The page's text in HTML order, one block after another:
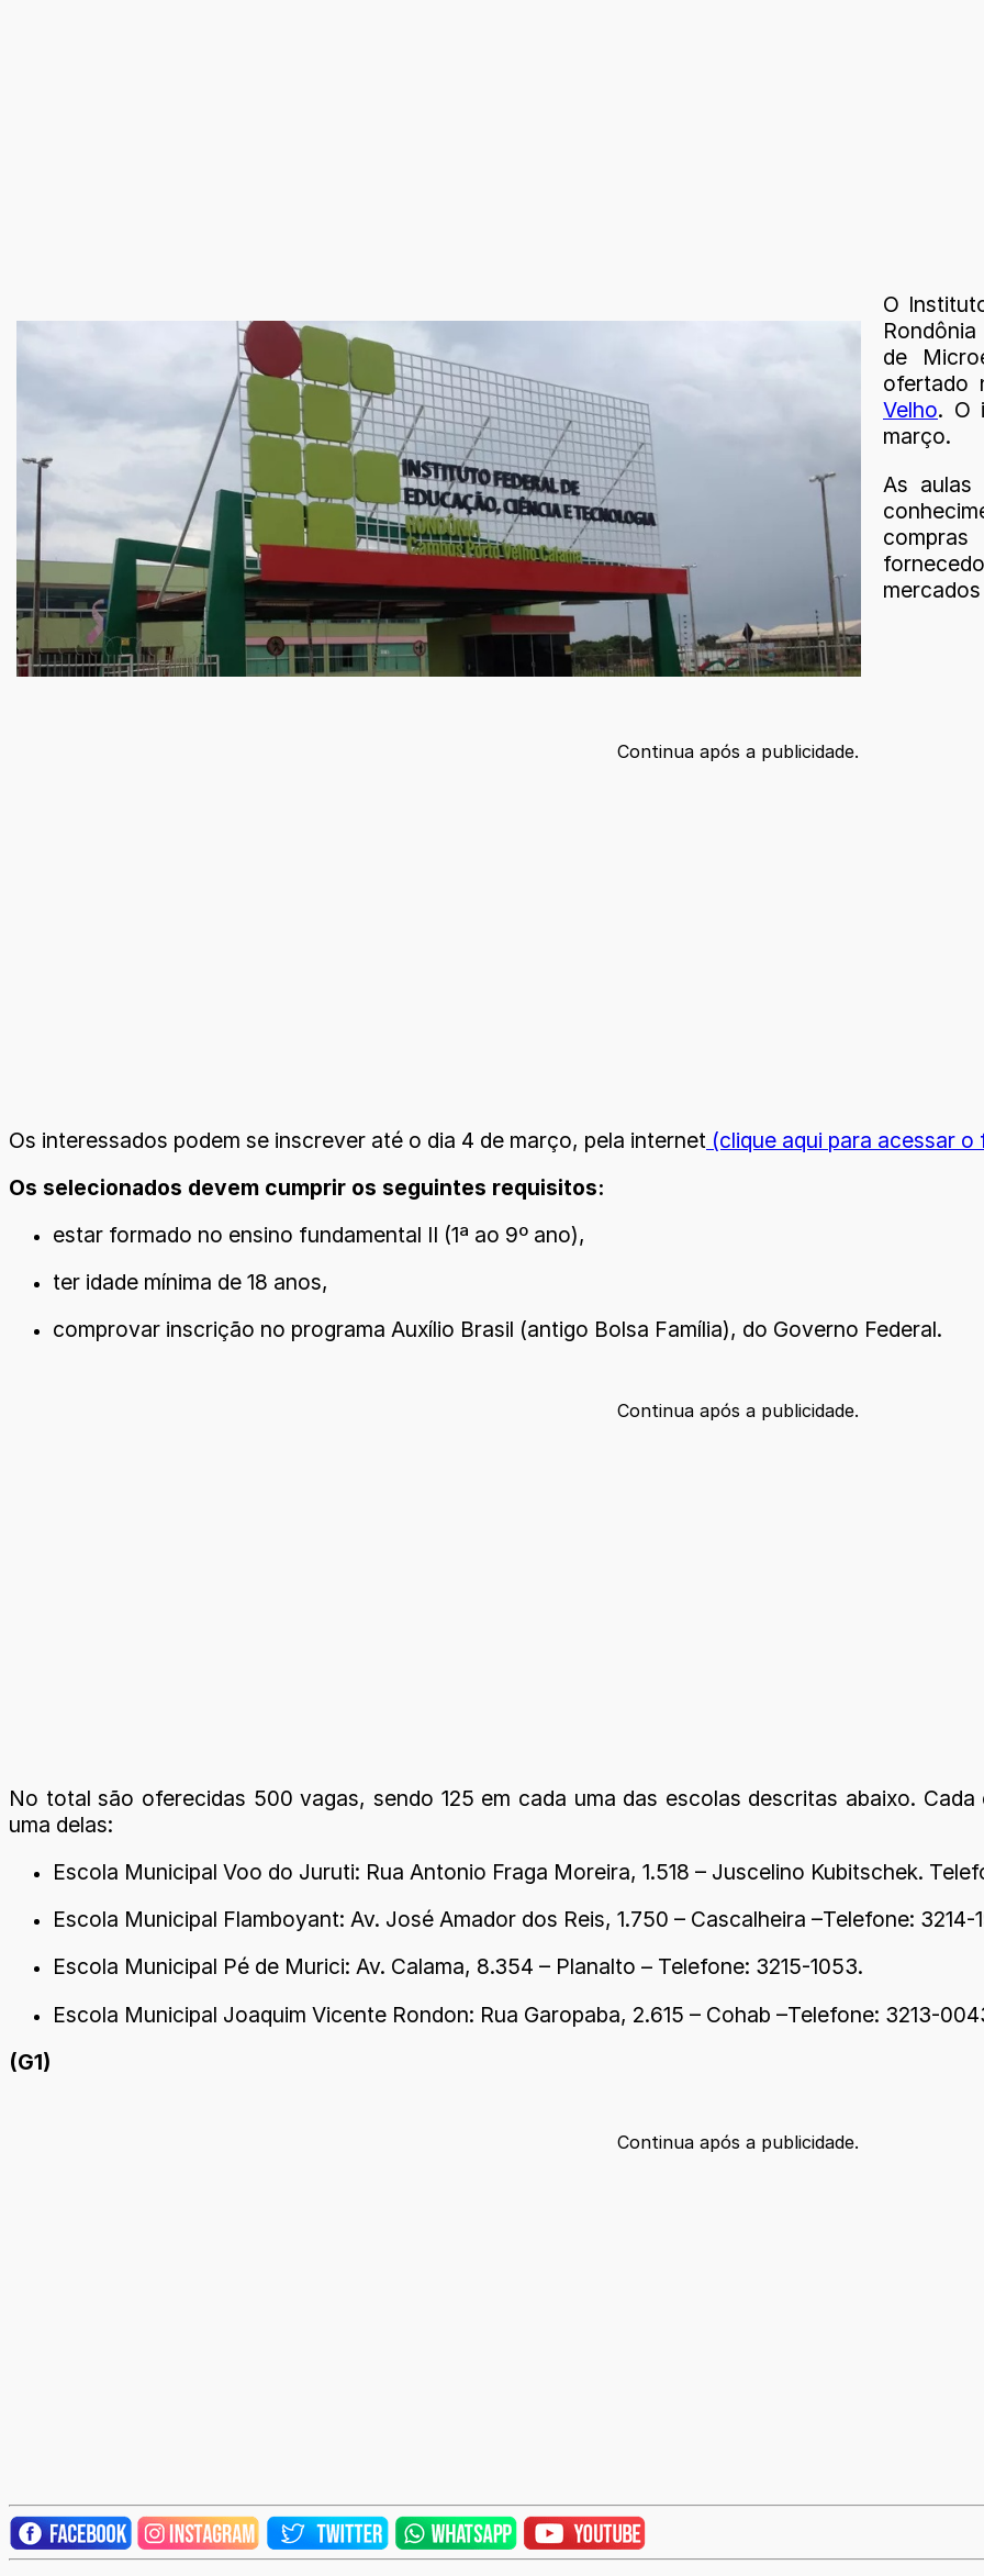
O
de
ofertado
Velho. O
março.
As aulas
Continua após a publicidade.
Os interessados podem se inscrever até o dia 4 de março, pela internet (clique aqui para acessar
Os selecionados devem cumprir os seguintes requisitos:
estar formado no ensino fundamental II (1ª ao 9º ano),
ter idade mínima de 18 anos,
comprovar inscrição no programa Auxílio Brasil (antigo Bolsa Família), do Governo Federal.
Continua após a publicidade.
No total são oferecidas 500 vagas, sendo 125 em cada uma das escolas descritas abaixo.
uma delas:
Escola Municipal Voo do Juruti: Rua Antonio Fraga Moreira, 1.518 – Juscelino Kubitschek.
Escola Municipal Flamboyant: Av. José Amador dos Reis, 1.750 – Cascalheira –Telefone: 3214-
Escola Municipal Pé de Murici: Av. Calama, 8.354 – Planalto – Telefone: 3215-1053.
Escola Municipal Joaquim Vicente Rondon: Rua Garopaba, 2.615 – Cohab –Telefone: 3213-
(G1)
Continua após a publicidade.